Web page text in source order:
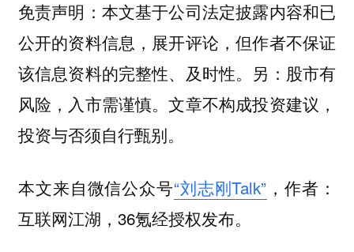
免责声明：本文基于公司法定披露内容和已
公开的资料信息，展开评论，但作者不保证
该信息资料的完整性、及时性。另：股市有
风险，入市需谨慎。文章不构成投资建议，
投资与否须自行甄别。
本文来自微信公众号“刘志刚Talk” ，作者：
互联网江湖，36氪经授权发布。